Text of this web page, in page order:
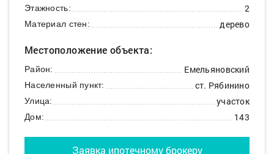
Этажность: 2
Материал стен: дерево
Местоположение объекта:
Район: Емельяновский
Населенный пункт: ст. Рябинино
Улица: участок
Дом: 143
Заявка ипотечному брокеру